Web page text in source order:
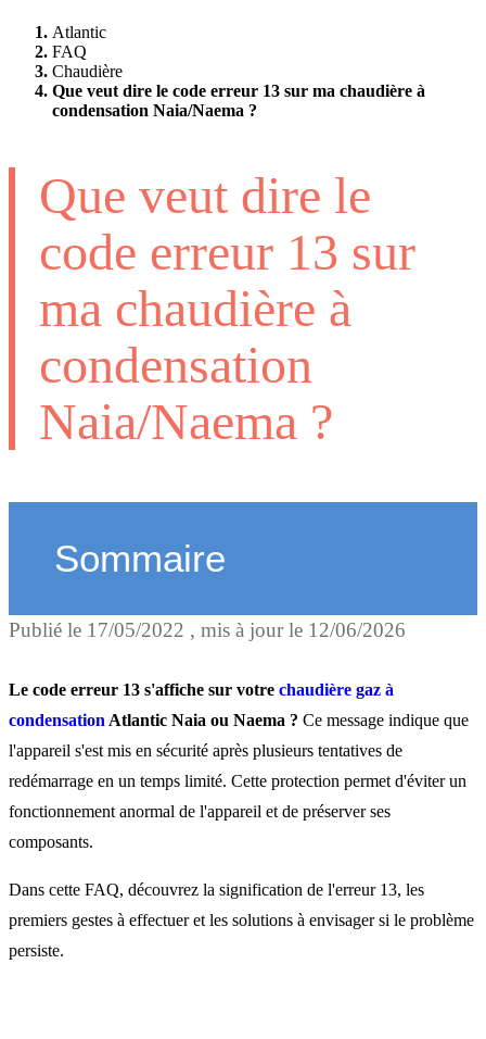
Atlantic
FAQ
Chaudière
Que veut dire le code erreur 13 sur ma chaudière à
condensation Naia/Naema ?
Que veut dire le
code erreur 13 sur
ma chaudière à
condensation
Naia/Naema ?
Sommaire
Que signifie le code
sur une chaudière gaz
Naema ?
Comment résoudre le
Naia ou Naema ?
Publié le 17/05/2022 , mis à jour le 12/06/2026
Le code erreur 13 s'affiche sur votre chaudière gaz à
condensation Atlantic Naia ou Naema ? Ce message indique que
l'appareil s'est mis en sécurité après plusieurs tentatives de
redémarrage en un temps limité. Cette protection permet d'éviter un
fonctionnement anormal de l'appareil et de préserver ses
composants.
Dans cette FAQ, découvrez la signification de l'erreur 13, les
premiers gestes à effectuer et les solutions à envisager si le problème
persiste.